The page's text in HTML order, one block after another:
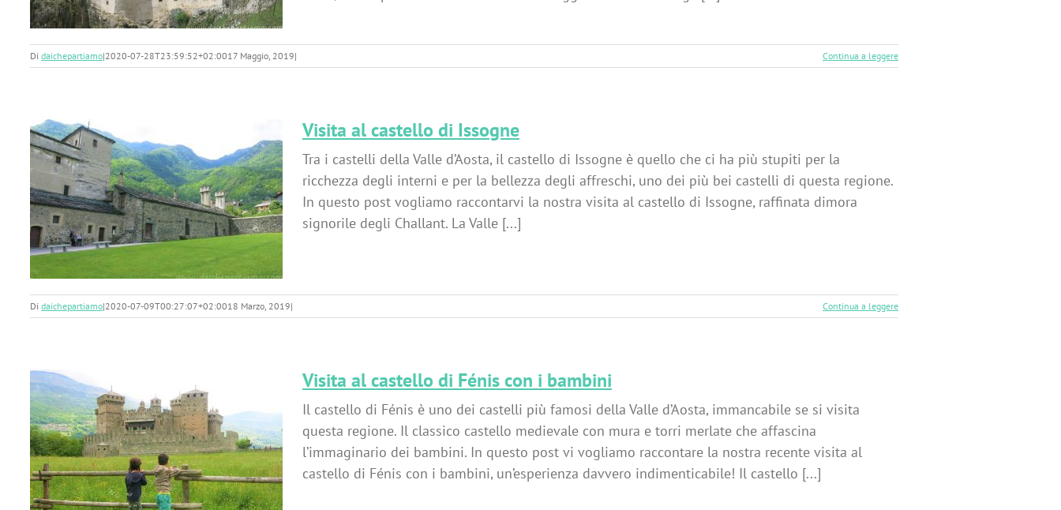
Di daichepartiamo|2020-07-28T23:59:52+02:0017 Maggio, 2019| Continua a leggere
Visita al castello di Issogne
Tra i castelli della Valle d’Aosta, il castello di Issogne è quello che ci ha più stupiti per la
ricchezza degli interni e per la bellezza degli affreschi, uno dei più bei castelli di questa regione.
In questo post vogliamo raccontarvi la nostra visita al castello di Issogne, raffinata dimora
signorile degli Challant. La Valle [...]
Di daichepartiamo|2020-07-09T00:27:07+02:0018 Marzo, 2019| Continua a leggere
Visita al castello di Fénis con i bambini
Il castello di Fénis è uno dei castelli più famosi della Valle d’Aosta, immancabile se si visita
questa regione. Il classico castello medievale con mura e torri merlate che affascina
l’immaginario dei bambini. In questo post vi vogliamo raccontare la nostra recente visita al
castello di Fénis con i bambini, un’esperienza davvero indimenticabile! Il castello [...]